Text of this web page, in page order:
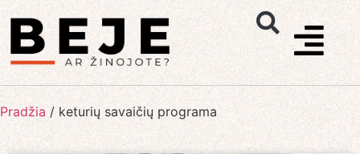
Pradžia / keturių savaičių programa